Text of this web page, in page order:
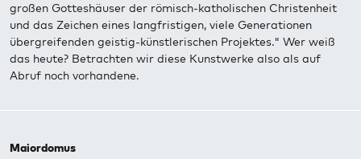
großen Gotteshäuser der römisch-katholischen Christenheit
und das Zeichen eines langfristigen, viele Generationen
übergreifenden geistig-künstlerischen Projektes." Wer weiß
das heute? Betrachten wir diese Kunstwerke also als auf
Abruf noch vorhandene.
Maiordomus